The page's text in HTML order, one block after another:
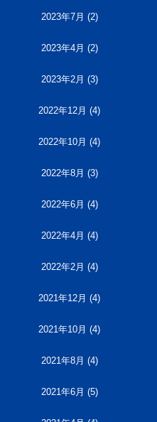
2023年7月 (2)
2023年4月 (2)
2023年2月 (3)
2022年12月 (4)
2022年10月 (4)
2022年8月 (3)
2022年6月 (4)
2022年4月 (4)
2022年2月 (4)
2021年12月 (4)
2021年10月 (4)
2021年8月 (4)
2021年6月 (5)